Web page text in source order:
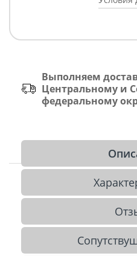
Выполняем
Центральному и
федеральному